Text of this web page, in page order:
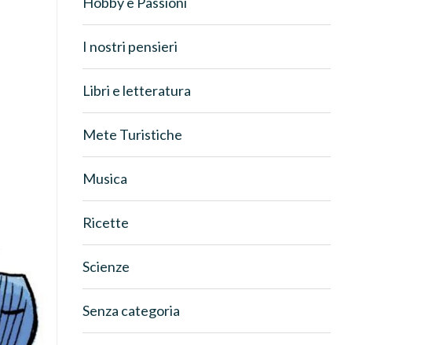
I nostri pensieri
Libri e letteratura
Mete Turistiche
Musica
Ricette
Scienze
Senza categoria